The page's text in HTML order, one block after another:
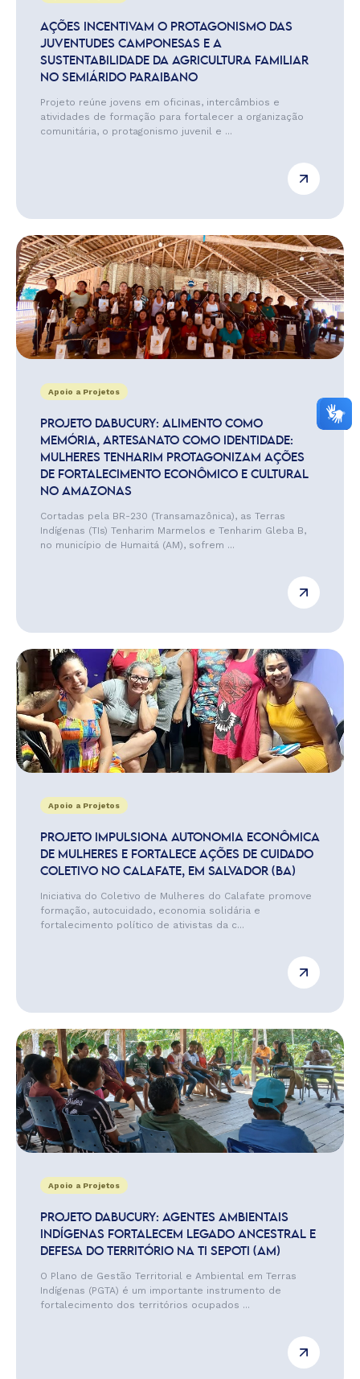
AÇÕES INCENTIVAM O PROTAGONISMO DAS
JUVENTUDES CAMPONESAS E A
SUSTENTABILIDADE DA AGRICULTURA FAMILIAR
NO SEMIÁRIDO PARAIBANO
Projeto reúne jovens em oficinas, intercâmbios e
atividades de formação para fortalecer a organização
comunitária, o protagonismo juvenil e ...
Apoio a Projetos
PROJETO DABUCURY: ALIMENTO COMO
MEMÓRIA, ARTESANATO COMO IDENTIDADE:
MULHERES TENHARIM PROTAGONIZAM AÇÕES
DE FORTALECIMENTO ECONÔMICO E CULTURAL
NO AMAZONAS
Cortadas pela BR-230 (Transamazônica), as Terras
Indígenas (TIs) Tenharim Marmelos e Tenharim Gleba B,
no município de Humaitá (AM), sofrem ...
Apoio a Projetos
PROJETO IMPULSIONA AUTONOMIA ECONÔMICA
DE MULHERES E FORTALECE AÇÕES DE CUIDADO
COLETIVO NO CALAFATE, EM SALVADOR (BA)
Iniciativa do Coletivo de Mulheres do Calafate promove
formação, autocuidado, economia solidária e
fortalecimento político de ativistas da c...
Apoio a Projetos
PROJETO DABUCURY: AGENTES AMBIENTAIS
INDÍGENAS FORTALECEM LEGADO ANCESTRAL E
DEFESA DO TERRITÓRIO NA TI SEPOTI (AM)
O Plano de Gestão Territorial e Ambiental em Terras
Indígenas (PGTA) é um importante instrumento de
fortalecimento dos territórios ocupados ...